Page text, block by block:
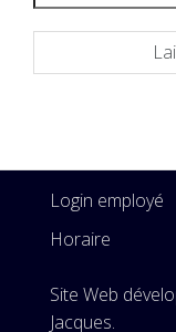
Login employé
Horaire
Site Web
Jacques.